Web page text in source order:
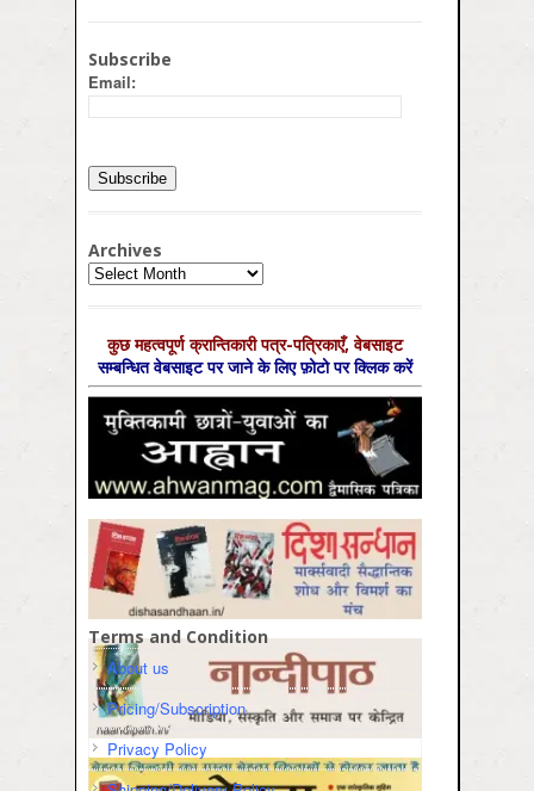
Subscribe
Email:
Archives
Archives
कुछ महत्‍वपूर्ण क्रान्तिकारी पत्र-पत्रिकाएँ, वेबसाइट
सम्‍बन्धित वेबसाइट पर जाने के लिए फ़ोटो पर क्लिक करें
Terms and Condition
About us
Pricing/Subscription
Privacy Policy